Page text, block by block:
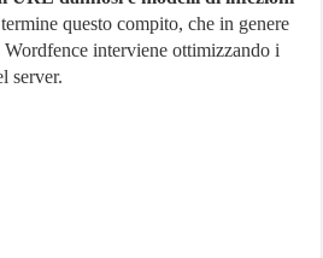
questo compito, che in genere
interviene ottimizzando i
server.